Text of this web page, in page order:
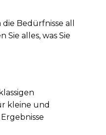
Bedürfnisse all
alles, was Sie
kleine und